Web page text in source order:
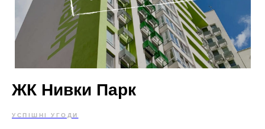
ЖК Нивки Парк
УСПІШНІ УГОДИ